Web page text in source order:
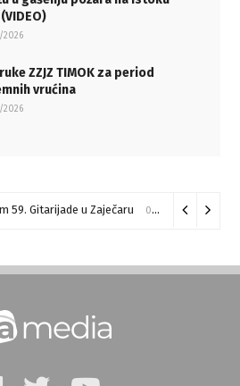
ZZJZ TIMOK za period
vrućina
59. Gitarijade u Zaječaru 07/08/2026